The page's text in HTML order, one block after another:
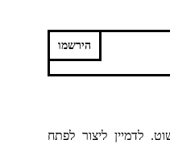
לדמיין ליצור לפתח